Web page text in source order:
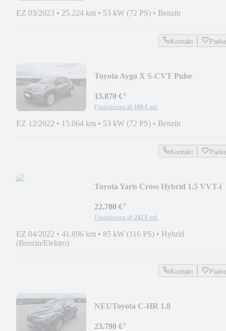
EZ 03/2023 • 25.224 km • 53 kW (72 PS) • Benzin
Kontakt
Toyota Aygo X S-CVT Pulse
15.870 €¹
Finanzierung ab 169 € mtl.
EZ 12/2022 • 15.064 km • 53 kW (72 PS) • Benzin
Kontakt
Toyota Yaris Cross Hybrid 1.5 VVT-i
22.780 €¹
Finanzierung ab 242 € mtl.
EZ 04/2022 • 41.896 km • 85 kW (116 PS) • Hybrid
(Benzin/Elektro)
Kontakt
NEUToyota C-HR 1.8
23.790 €¹